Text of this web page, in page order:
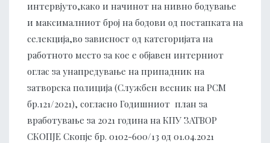
интервјуто,како и начинот на нивно бодување
и максималниот број на бодови од постапката на
селекција,во зависност од категоријата на
работното место за кое е објавен интерниот
оглас за унапредување на припадник на
затворска полиција (Службен весник на РСМ
бр.121/2021), согласно Годишниот план за
вработување за 2021 година на КПУ ЗАТВОР
СКОПЈЕ Скопје бр. 0102-600/13 од 01.04.2021